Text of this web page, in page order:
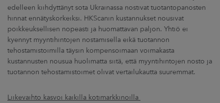
edelleen kiihdyttänyt sota Ukrainassa nostivat tuotantopanosten
hinnat ennätyskorkeiksi. HKScanin kustannukset nousivat
poikkeuksellisen nopeasti ja huomattavan paljon. Yhtiö ei
kyennyt myyntihintojen nostamisella eikä tuotannon
tehostamistoimilla täysin kompensoimaan voimakasta
kustannusten nousua huolimatta siitä, että myyntihintojen nosto ja
tuotannon tehostamistoimet olivat vertailukautta suuremmat.
Liikevaihto kasvoi kaikilla kotimarkkinoilla